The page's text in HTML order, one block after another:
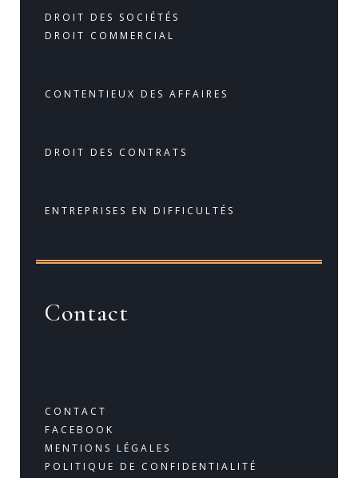
DROIT DES SOCIÉTÉS
DROIT COMMERCIAL
CONTENTIEUX DES AFFAIRES
DROIT DES CONTRATS
ENTREPRISES EN DIFFICULTÉS
Contact
CONTACT
FACEBOOK
MENTIONS LÉGALES
POLITIQUE DE CONFIDENTIALITÉ